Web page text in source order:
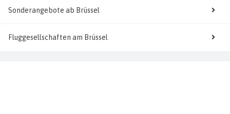
Sonderangebote ab Brüssel
Fluggesellschaften am Brüssel